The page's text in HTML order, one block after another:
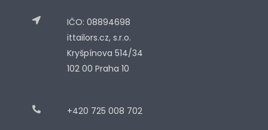
IČO: 08894698
ittailors.cz, s.r.o.
Kryšpínova 514/34
102 00 Praha 10
+420 725 008 702